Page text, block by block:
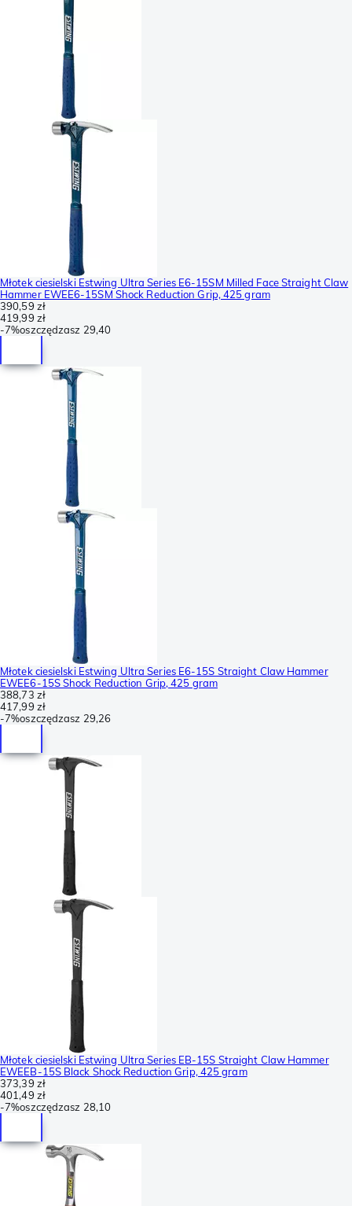
Młotek ciesielski Estwing Ultra Series E6-15SM Milled Face Straight Claw
Hammer EWEE6-15SM Shock Reduction Grip, 425 gram
390,59 zł
419,99 zł
-7%oszczędzasz 29,40
Młotek ciesielski Estwing Ultra Series E6-15S Straight Claw Hammer
EWEE6-15S Shock Reduction Grip, 425 gram
388,73 zł
417,99 zł
-7%oszczędzasz 29,26
Młotek ciesielski Estwing Ultra Series EB-15S Straight Claw Hammer
EWEEB-15S Black Shock Reduction Grip, 425 gram
373,39 zł
401,49 zł
-7%oszczędzasz 28,10